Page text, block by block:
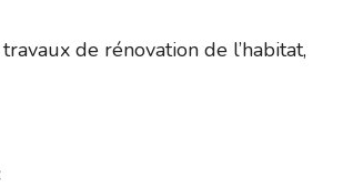
de rénovation de l’habitat,